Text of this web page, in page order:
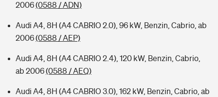
2006(0588 / ADN)
Audi A4, 8H (A4 CABRIO 2.0), 96 kW, Benzin, Cabrio, ab
2006(0588 / AEP)
Audi A4, 8H (A4 CABRIO 2.4), 120 kW, Benzin, Cabrio,
ab 2006(0588 / AEQ)
Audi A4, 8H (A4 CABRIO 3.0), 162 kW, Benzin, Cabrio, ab